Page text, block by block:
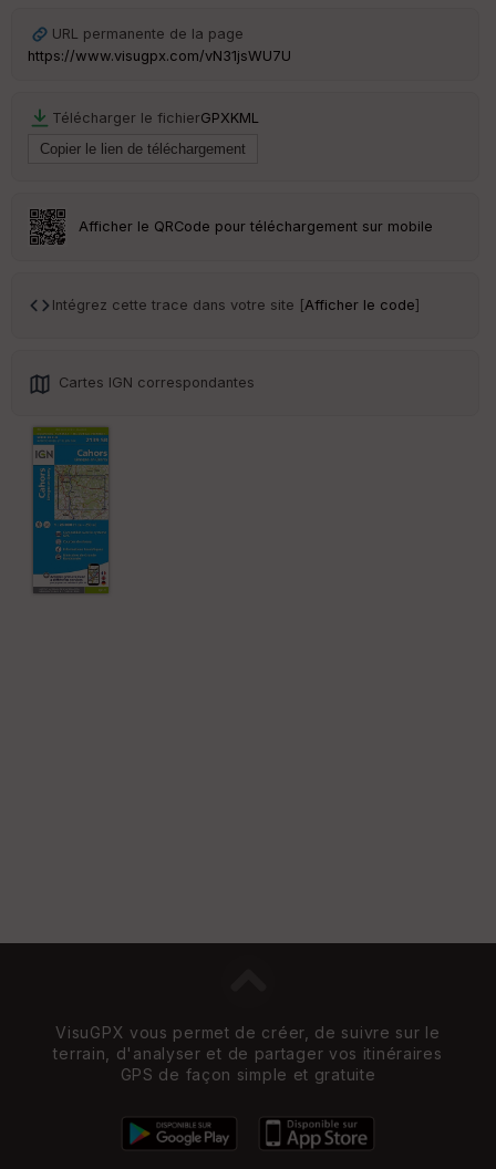
URL permanente de la page
https://www.visugpx.com/vN31jsWU7U
Télécharger le fichierGPXKML
Afficher le QRCode pour téléchargement sur mobile
Intégrez cette trace dans votre site [Afficher le code]
Cartes IGN correspondantes
VisuGPX vous permet de créer, de suivre sur le
terrain, d'analyser et de partager vos itinéraires
GPS de façon simple et gratuite